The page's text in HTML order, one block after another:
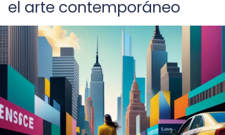
el arte contemporáneo